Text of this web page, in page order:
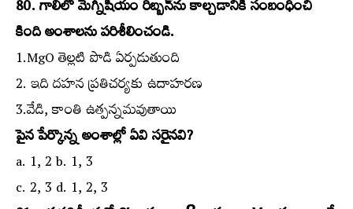
80. గాలిలో మెగ్నీషియం రిబ్బన్‌ను కాల్చడానికి సంబంధించి
కింది అంశాలను పరిశీలించండి.
1.MgO తెల్లటి పొడి ఏర్పడుతుంది
2. ఇది దహన ప్రతిచర్యకు ఉదాహరణ
3.వేడి, కాంతి ఉత్పన్నమవుతాయి
పైన పేర్కొన్న అంశాల్లో ఏవి సరైనవి?
a. 1, 2 b. 1, 3
c. 2, 3 d. 1, 2, 3